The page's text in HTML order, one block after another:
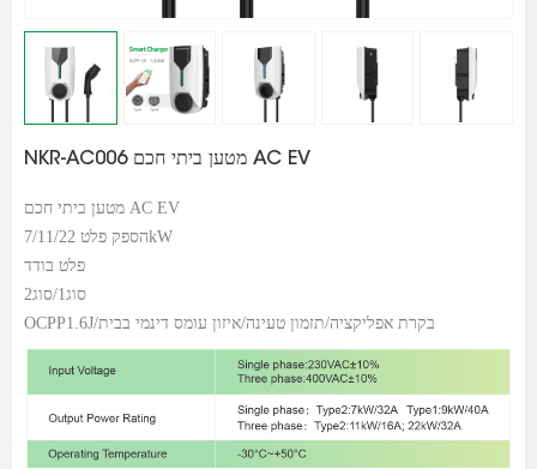
NKR-AC006 מטען ביתי חכם AC EV
מטען ביתי חכם AC EV
הספק פלט 7/11/22kW
פלט בודד
סוג1/סוג2
OCPP1.6J/בקרת אפליקציה/תזמון טעינה/איזון עומס דינמי בבית